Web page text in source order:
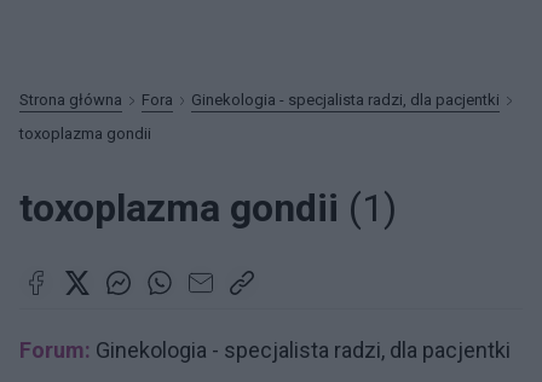
Strona główna Fora
Ginekologia - specjalista radzi, dla pacjentki
toxoplazma gondii
toxoplazma gondii (1)
Forum: Ginekologia - specjalista radzi, dla pacjentki